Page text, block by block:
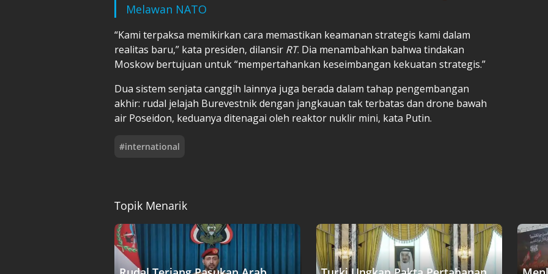
Melawan NATO
“Kami terpaksa memikirkan cara memastikan keamanan strategis kami dalam
realitas baru,” kata presiden, dilansir RT. Dia menambahkan bahwa tindakan
Moskow bertujuan untuk “mempertahankan keseimbangan kekuatan strategis.”
Dua sistem senjata canggih lainnya juga berada dalam tahap pengembangan
akhir: rudal jelajah Burevestnik dengan jangkauan tak terbatas dan drone bawah
air Poseidon, keduanya ditenagai oleh reaktor nuklir mini, kata Putin.
#international
Topik Menarik